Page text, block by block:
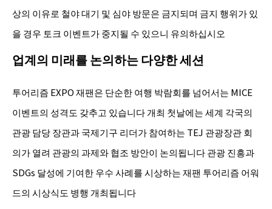
상의 이유로 철야 대기 및 심야 방문은 금지되며 금지 행위가 있
을 경우 토크 이벤트가 중지될 수 있으니 유의하십시오
업계의 미래를 논의하는 다양한 세션
투어리즘 EXPO 재팬은 단순한 여행 박람회를 넘어서는 MICE
이벤트의 성격도 갖추고 있습니다 개최 첫날에는 세계 각국의
관광 담당 장관과 국제기구 리더가 참여하는 TEJ 관광장관 회
의가 열려 관광의 과제와 협조 방안이 논의됩니다 관광 진흥과
SDGs 달성에 기여한 우수 사례를 시상하는 재팬 투어리즘 어워
드의 시상식도 병행 개최됩니다